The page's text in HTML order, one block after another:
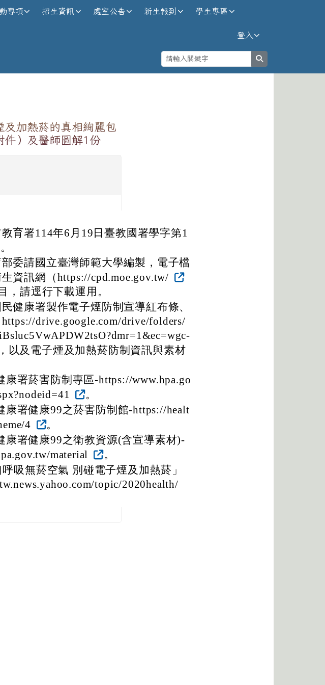
專項 招生資訊 處室公告 新生報到 學生專區
登入
加熱菸的真相絢麗包
件）及醫師圖解1份
育署114年6月19日臺教國署學字第1
委請國立臺灣師範大學編製，電子檔
資訊網（https://cpd.moe.gov.tw/
，請逕行下載運用。
健康署製作電子煙防制宣導紅布條、
drive.google.com/drive/folders/
以及電子煙及加熱菸防制資訊與素材
康署菸害防制專區-https://www.hpa.go
。
康署健康99之菸害防制館-https://healt
4
。
康署健康99之衛教資源(含宣導素材)-
material
。
吸無菸空氣 別碰電子煙及加熱菸」
topic/2020health/